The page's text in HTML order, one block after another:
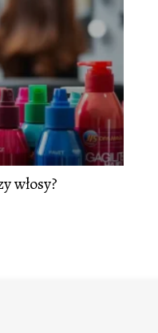
włosy?